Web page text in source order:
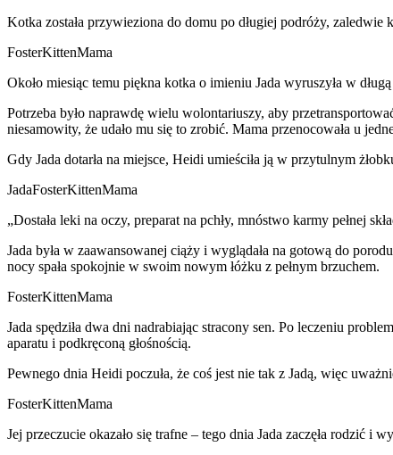
Kotka została przywieziona do domu po długiej podróży,
FosterKittenMama
Około miesiąc temu piękna kotka o imieniu Jada wyruszyła w
Potrzeba było naprawdę wielu wolontariuszy, aby
niesamowity, że udało mu się to zrobić. Mama przenocowała u
Gdy Jada dotarła na miejsce, Heidi umieściła ją w przytulnym
JadaFosterKittenMama
„Dostała leki na oczy, preparat na pchły, mnóstwo karmy pełnej
Jada była w zaawansowanej ciąży i wyglądała na gotową do
nocy spała spokojnie w swoim nowym łóżku z pełnym brzuchem.
FosterKittenMama
Jada spędziła dwa dni nadrabiając stracony sen. Po leczeniu
aparatu i podkręconą głośnością.
Pewnego dnia Heidi poczuła, że coś jest nie tak z Jadą, więc
FosterKittenMama
Jej przeczucie okazało się trafne – tego dnia Jada zaczęła rodzić i